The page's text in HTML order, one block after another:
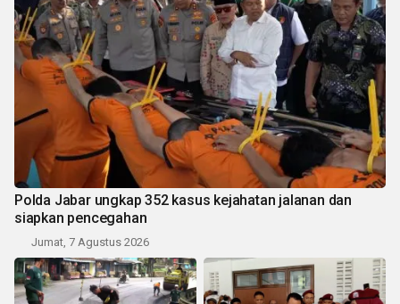
Polda Jabar ungkap 352 kasus kejahatan jalanan dan
siapkan pencegahan
Jumat, 7 Agustus 2026